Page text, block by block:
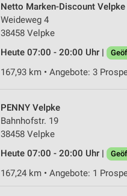
Netto Marken-Discount Velpke
Weideweg 4
38458 Velpke
Heute 07:00 - 20:00 Uhr |
167,93 km • Angebote: 3
PENNY Velpke
Bahnhofstr. 19
38458 Velpke
Heute 07:00 - 20:00 Uhr |
167,24 km • Angebote: 1